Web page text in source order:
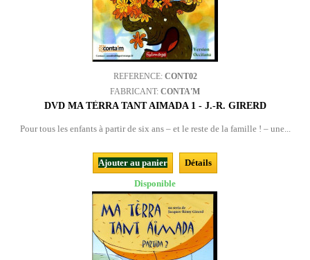
REFERENCE: CONT02
FABRICANT: CONTA'M
DVD MA TÈRRA TANT AIMADA 1 - J.-R. GIRERD
Pour tous les enfants à partir de six ans – et le reste de la famille ! – une...
Ajouter au panier
Détails
Disponible